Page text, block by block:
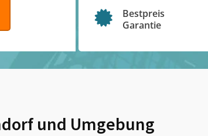
Bestpreis
Garantie
und Umgebung